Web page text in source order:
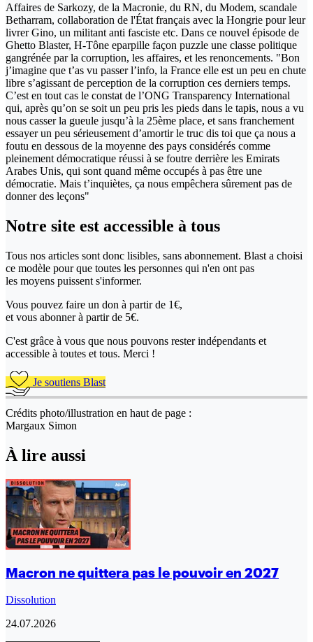
Affaires de Sarkozy, de la Macronie, du RN, du Modem, scandale
Betharram, collaboration de l'État français avec la Hongrie pour leur
livrer Gino, un militant anti fasciste etc. Dans ce nouvel épisode de
Ghetto Blaster, H-Tône eparpille façon puzzle une classe politique
gangrénée par la corruption, les affaires, et les renoncements. "Bon
j’imagine que t’as vu passer l’info, la France elle est un peu en chute
libre s’agissant de perception de la corruption ces derniers temps.
C’est en tout cas le constat de l’ONG Transparency International
qui, après qu’on se soit un peu pris les pieds dans le tapis, nous a vu
nous casser la gueule jusqu’à la 25ème place, et sans franchement
essayer un peu sérieusement d’amortir le truc dis toi que ça nous a
foutu en dessous de la moyenne des pays considérés comme
pleinement démocratique réussi à se foutre derrière les Emirats
Arabes Unis, qui sont quand même occupés à pas être une
démocratie. Mais t’inquiètes, ça nous empêchera sûrement pas de
donner des leçons"
Notre site est accessible à tous
Tous nos articles sont donc lisibles, sans abonnement. Blast a choisi
ce modèle pour que toutes les personnes qui n'en ont pas
les moyens puissent s'informer.
Vous pouvez faire un don à partir de 1€,
et vous abonner à partir de 5€.
C'est grâce à vous que nous pouvons rester indépendants et
accessible à toutes et tous. Merci !
Je soutiens Blast
Crédits photo/illustration en haut de page :
Margaux Simon
À lire aussi
Macron ne quittera pas le pouvoir en 2027
Dissolution
24.07.2026